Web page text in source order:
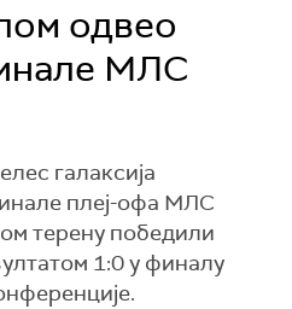
одвео
МЛС
галаксија
плеј-офа МЛС
терену победили
1:0 у финалу